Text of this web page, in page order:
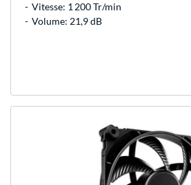
Vitesse: 1 200 Tr/min
Volume: 21,9 dB